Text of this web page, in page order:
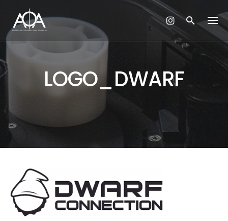
content
LOGO_DWARF